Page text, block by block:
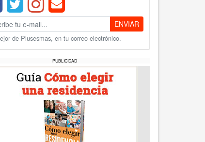
ENVIAR
de Plusesmas, en tu correo electrónico.
PUBLICIDAD